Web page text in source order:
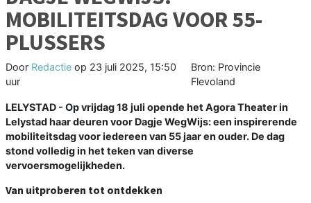
MOBILITEITSDAG VOOR 55-
PLUSSERS
Door Redactie op 23 juli 2025, 15:50
uur
Bron: Provincie
Flevoland
LELYSTAD - Op vrijdag 18 juli opende het Agora Theater in
Lelystad haar deuren voor Dagje WegWijs: een inspirerende
mobiliteitsdag voor iedereen van 55 jaar en ouder. De dag
stond volledig in het teken van diverse
vervoersmogelijkheden.
Van uitproberen tot ontdekken